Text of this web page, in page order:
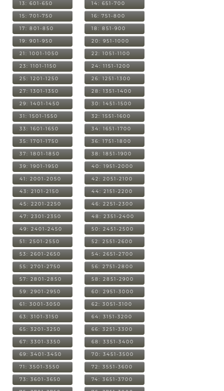
13: 601-650 14: 651-700
15: 701-750 16: 751-800
17: 801-850 18: 851-900
19: 901-950 20: 951-1000
21: 1001-1050 22: 1051-1100
23: 1101-1150 24: 1151-1200
25: 1201-1250 26: 1251-1300
27: 1301-1350 28: 1351-1400
29: 1401-1450 30: 1451-1500
31: 1501-1550 32: 1551-1600
33: 1601-1650 34: 1651-1700
35: 1701-1750 36: 1751-1800
37: 1801-1850 38: 1851-1900
39: 1901-1950 40: 1951-2000
41: 2001-2050 42: 2051-2100
43: 2101-2150 44: 2151-2200
45: 2201-2250 46: 2251-2300
47: 2301-2350 48: 2351-2400
49: 2401-2450 50: 2451-2500
51: 2501-2550 52: 2551-2600
53: 2601-2650 54: 2651-2700
55: 2701-2750 56: 2751-2800
57: 2801-2850 58: 2851-2900
59: 2901-2950 60: 2951-3000
61: 3001-3050 62: 3051-3100
63: 3101-3150 64: 3151-3200
65: 3201-3250 66: 3251-3300
67: 3301-3350 68: 3351-3400
69: 3401-3450 70: 3451-3500
71: 3501-3550 72: 3551-3600
73: 3601-3650 74: 3651-3700